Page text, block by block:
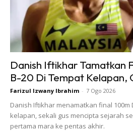
Ads
Danish Iftikhar Tamatkan
B-20 Di Tempat Kelapan,
Farizul Izwany Ibrahim - 7 Ogo 2026
Danish Iftikhar menamatkan final 100m
kelapan, sekali gus mencipta sejarah
pertama mara ke pentas akhir.